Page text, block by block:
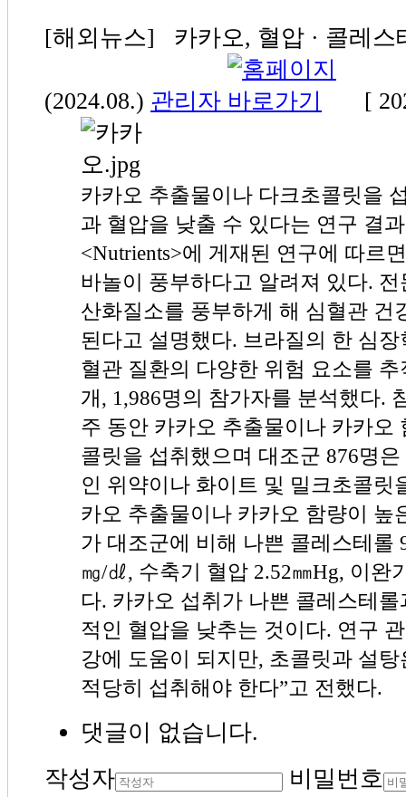
[해외뉴스] 카카오, 혈압 · 콜레스
(2024.08.) 관리자 [
카카오 추출물이나 다크초콜릿을
과 혈압을 낮출 수 있다는 연구 결
<Nutrients>에 게재된 연구에 따르
바놀이 풍부하다고 알려져 있다.
산화질소를 풍부하게 해 심혈관 건
된다고 설명했다. 브라질의 한 심
혈관 질환의 다양한 위험 요소를
개, 1,986명의 참가자를 분석했다.
주 동안 카카오 추출물이나 카카오
콜릿을 섭취했으며 대조군 876명
인 위약이나 화이트 및 밀크초콜릿
카오 추출물이나 카카오 함량이 높
가 대조군에 비해 나쁜 콜레스테롤
㎎/㎗, 수축기 혈압 2.52㎜Hg, 이완
다. 카카오 섭취가 나쁜 콜레스테
적인 혈압을 낮추는 것이다. 연구
강에 도움이 되지만, 초콜릿과 설
적당히 섭취해야 한다”고 전했다.
댓글이 없습니다.
작성자
비밀번호